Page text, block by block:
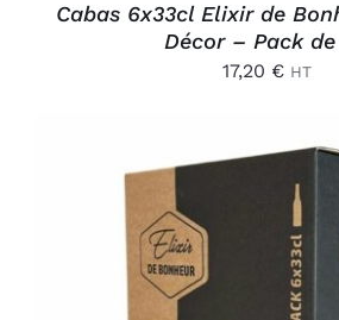
Cabas 6x33cl Elixir de
Décor – Pack
17,20 € HT